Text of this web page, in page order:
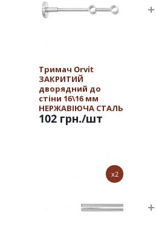
Тримач Orvit
ЗАКРИТИЙ
дворядний до
стіни 16\16 мм
НЕРЖАВІЮЧА СТАЛЬ
102 грн./шт
x2